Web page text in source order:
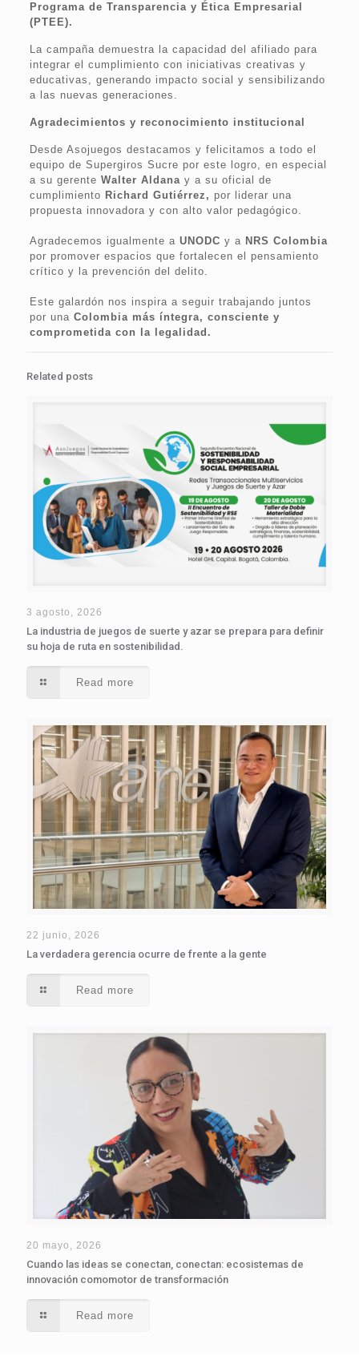
Programa de Transparencia y Ética Empresarial
(PTEE).
La campaña demuestra la capacidad del afiliado para
integrar el cumplimiento con iniciativas creativas y
educativas, generando impacto social y sensibilizando
a las nuevas generaciones.
Agradecimientos y reconocimiento institucional
Desde Asojuegos destacamos y felicitamos a todo el
equipo de Supergiros Sucre por este logro, en especial
a su gerente Walter Aldanay a su oficial de
cumplimiento Richard Gutiérrez, por liderar una
propuesta innovadora y con alto valor pedagógico.
Agradecemos igualmente a UNODC y a NRS Colombia
por promover espacios que fortalecen el pensamiento
crítico y la prevención del delito.
Este galardón nos inspira a seguir trabajando juntos
por una Colombia más íntegra, consciente y
comprometida con la legalidad.
Related posts
3 agosto, 2026
La industria de juegos de suerte y azar se prepara para definir
su hoja de ruta en sostenibilidad.
Read more
22 junio, 2026
La verdadera gerencia ocurre de frente a la gente
Read more
20 mayo, 2026
Cuando las ideas se conectan, conectan: ecosistemas de
innovación comomotor de transformación
Read more